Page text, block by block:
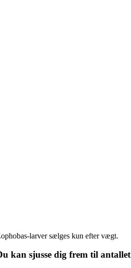
larver sælges kun efter vægt.
kan sjusse dig frem til antallet